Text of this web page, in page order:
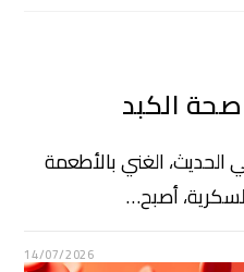
الكبد
الحديث، الغني بالأطعمة
أصبح…
14/07/2026